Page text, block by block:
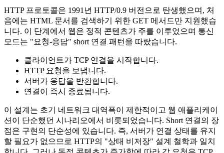
HTTP 프로토콜은 1991년 HTTP/0.9 버전으로 탄생했으며, 처
음에는 HTML 문서를 검색하기 위한 GET 메서드만 지원했습
니다. 이 단계에서 웹은 정적 콘텐츠가 주를 이루었으며 통신
모드는 "요청-응답" short 연결 패턴을 따랐습니다.
클라이언트가 TCP 연결을 시작합니다.
HTTP 요청을 보냅니다.
서버가 응답을 반환합니다.
연결이 즉시 종료됩니다.
이 설계는 초기 네트워크 대역폭이 제한적이고 웹 애플리케이
션이 단순했던 시나리오에서 비롯되었습니다. Short 연결의 장
점은 구현의 단순성에 있습니다. 즉, 서버가 연결 상태를 유지
할 필요가 없으므로 HTTP의 "상태 비저장" 설계 철학과 일치